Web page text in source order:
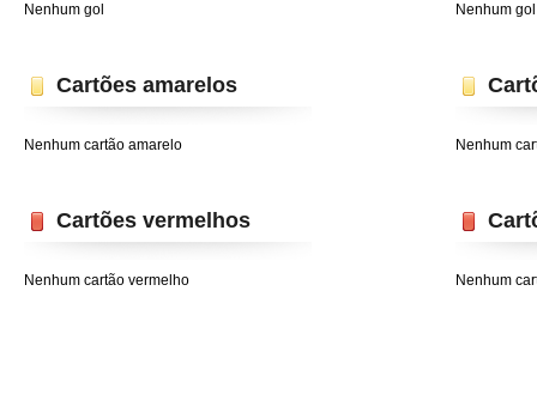
Nenhum gol Nenhum gol
Cartões amarelos
Nenhum cartão amarelo Nenhum
Cartões vermelhos
Nenhum cartão vermelho Nenhum